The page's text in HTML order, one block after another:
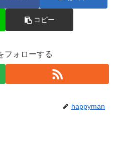
コピー
フォローする
happyman